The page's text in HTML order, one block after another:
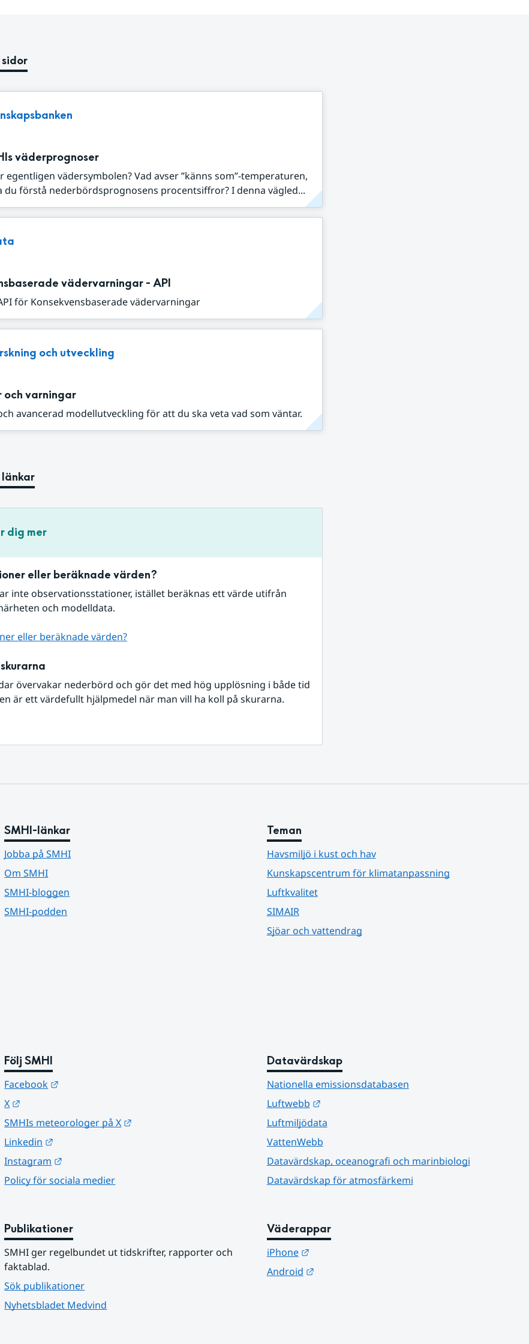
väderprognoser
egentligen vädersymbolen? Vad avser ”känns som”-temperaturen,
du förstå nederbördsprognosens procentsiffror? I denna vägled...
vädervarningar - API
för Konsekvensbaserade vädervarningar
och utveckling
och varningar
avancerad modellutveckling för att du ska veta vad som väntar.
dig mer
eller beräknade värden?
inte observationsstationer, istället beräknas ett värde utifrån
och modelldata.
eller beräknade värden?
övervakar nederbörd och gör det med hög upplösning i både tid
är ett värdefullt hjälpmedel när man vill ha koll på skurarna.
SMHI-länkar
Jobba på SMHI
Om SMHI
SMHI-bloggen
SMHI-podden
Teman
Havsmiljö i kust och hav
Kunskapscentrum för klimatanpassning
Luftkvalitet
SIMAIR
Sjöar och vattendrag
Följ SMHI
Facebook
X
SMHIs meteorologer på X
Linkedin
Instagram
Policy för sociala medier
Datavärdskap
Nationella emissionsdatabasen
Luftwebb
Länk till annan webbplats.
Luftmiljödata
VattenWebb
Datavärdskap, oceanografi och marinbiologi
Datavärdskap för atmosfärkemi
Publikationer
SMHI ger regelbundet ut tidskrifter, rapporter och
faktablad.
Sök publikationer
Nyhetsbladet Medvind
Väderappar
iPhone
Länk till annan webbplats.
Android
Länk till annan webbplats.